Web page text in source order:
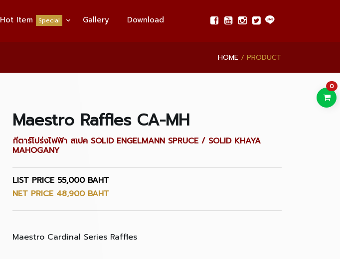
Hot Item Special Gallery Download
0
HOME PRODUCT
Maestro Raffles CA-MH
กีตาร์โปร่งไฟฟ้า สเปค SOLID ENGELMANN SPRUCE / SOLID KHAYA
MAHOGANY
LIST PRICE 55,000 BAHT
NET PRICE 48,900 BAHT
Maestro Cardinal Series Raffles